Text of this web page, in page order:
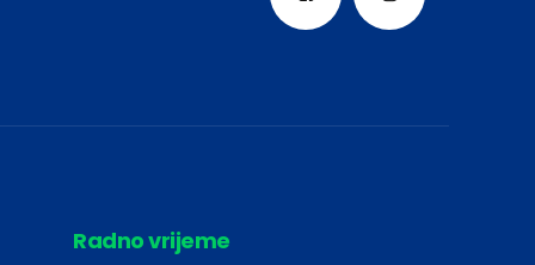
Radno vrijeme